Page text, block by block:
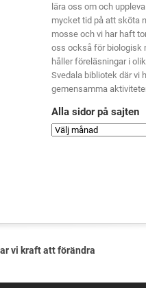
lära oss om och
mycket tid på att sköta
mosse och vi har haft
oss också för biologisk
håller föreläsningar i
Svedala bibliotek där vi
gemensamma
Alla sidor på sajten
vi kraft att förändra